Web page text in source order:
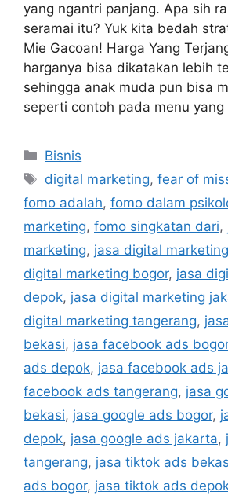
yang ngantri panjang. Apa sih
seramai itu? Yuk kita bedah
Mie Gacoan! Harga Yang
harganya bisa dikatakan lebih
sehingga anak muda pun bisa
seperti contoh pada menu
Bisnis
digital marketing,fear of
fomo adalah, fomo dalam
marketing, fomo singkatan dari,
marketing, jasa digital
digital marketing bogor, jasa
depok, jasa digital marketing
digital marketing tangerang,
bekasi, jasa facebook ads bogor
ads depok, jasa facebook ads
facebook ads tangerang, jasa
bekasi, jasa google ads bogor,
depok, jasa google ads jakarta,
tangerang, jasa tiktok ads
ads bogor, jasa tiktok ads